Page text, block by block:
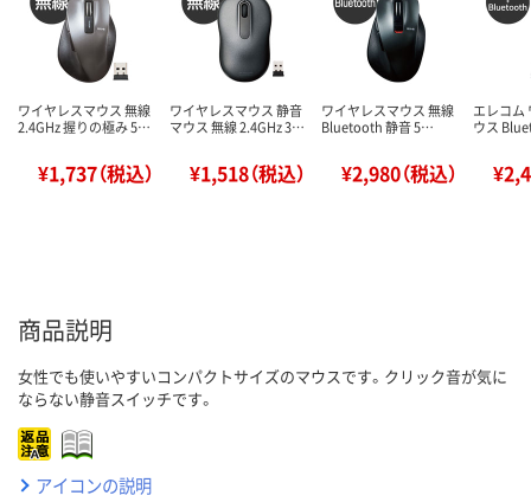
ワイヤレスマウス 無線
2.4GHz 握りの極み 5…
¥1,737（税込）
ワイヤレスマウス 静音
マウス 無線 2.4GHz 3…
¥1,518（税込）
ワイヤレスマウス 無線
Bluetooth 静音 5…
¥2,980（税込）
エレコム
ウス
商品説明
女性でも使いやすいコンパクトサイズのマウスです。クリック音が気に
ならない静音スイッチです。
アイコンの説明